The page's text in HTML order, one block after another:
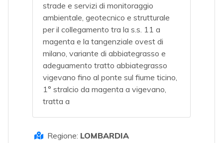
strade e servizi di monitoraggio
ambientale, geotecnico e strutturale
per il collegamento tra la s.s. 11 a
magenta e la tangenziale ovest di
milano, variante di abbiategrasso e
adeguamento tratto abbiategrasso
vigevano fino al ponte sul fiume ticino,
1° stralcio da magenta a vigevano,
tratta a
Regione: LOMBARDIA